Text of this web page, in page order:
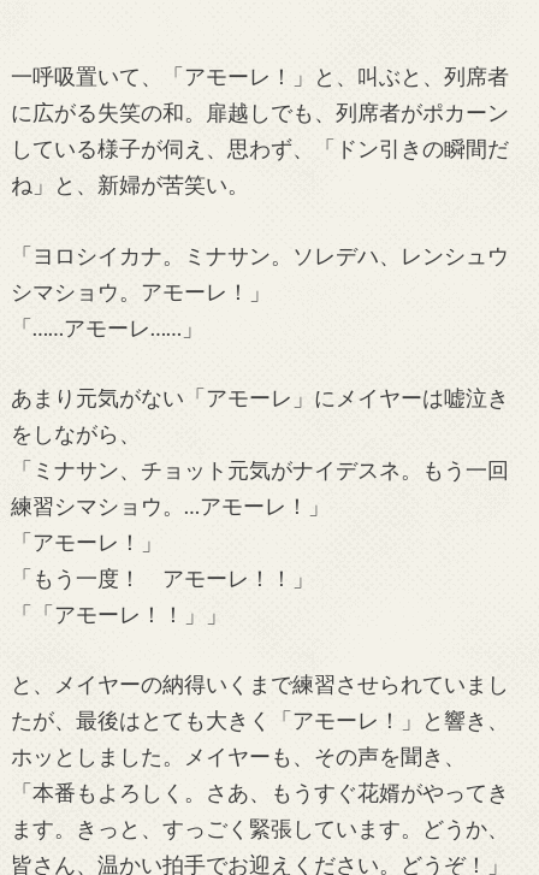
一呼吸置いて、「アモーレ！」と、叫ぶと、列席者
に広がる失笑の和。扉越しでも、列席者がポカーン
している様子が伺え、思わず、「ドン引きの瞬間だ
ね」と、新婦が苦笑い。
「ヨロシイカナ。ミナサン。ソレデハ、レンシュウ
シマショウ。アモーレ！」
「……アモーレ……」
あまり元気がない「アモーレ」にメイヤーは嘘泣き
をしながら、
「ミナサン、チョット元気がナイデスネ。もう一回
練習シマショウ。…アモーレ！」
「アモーレ！」
「もう一度！ アモーレ！！」
「「アモーレ！！」」
と、メイヤーの納得いくまで練習させられていまし
たが、最後はとても大きく「アモーレ！」と響き、
ホッとしました。メイヤーも、その声を聞き、
「本番もよろしく。さあ、もうすぐ花婿がやってき
ます。きっと、すっごく緊張しています。どうか、
皆さん、温かい拍手でお迎えください。どうぞ！」